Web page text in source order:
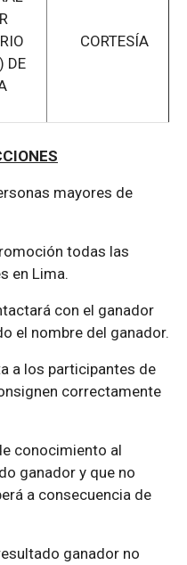
DE
CORTESÍA
mayores de
todas las
en Lima.
con el ganador
el nombre del ganador.
a los participantes de
correctamente
conocimiento al
ganador y que no
a consecuencia de
ganador no